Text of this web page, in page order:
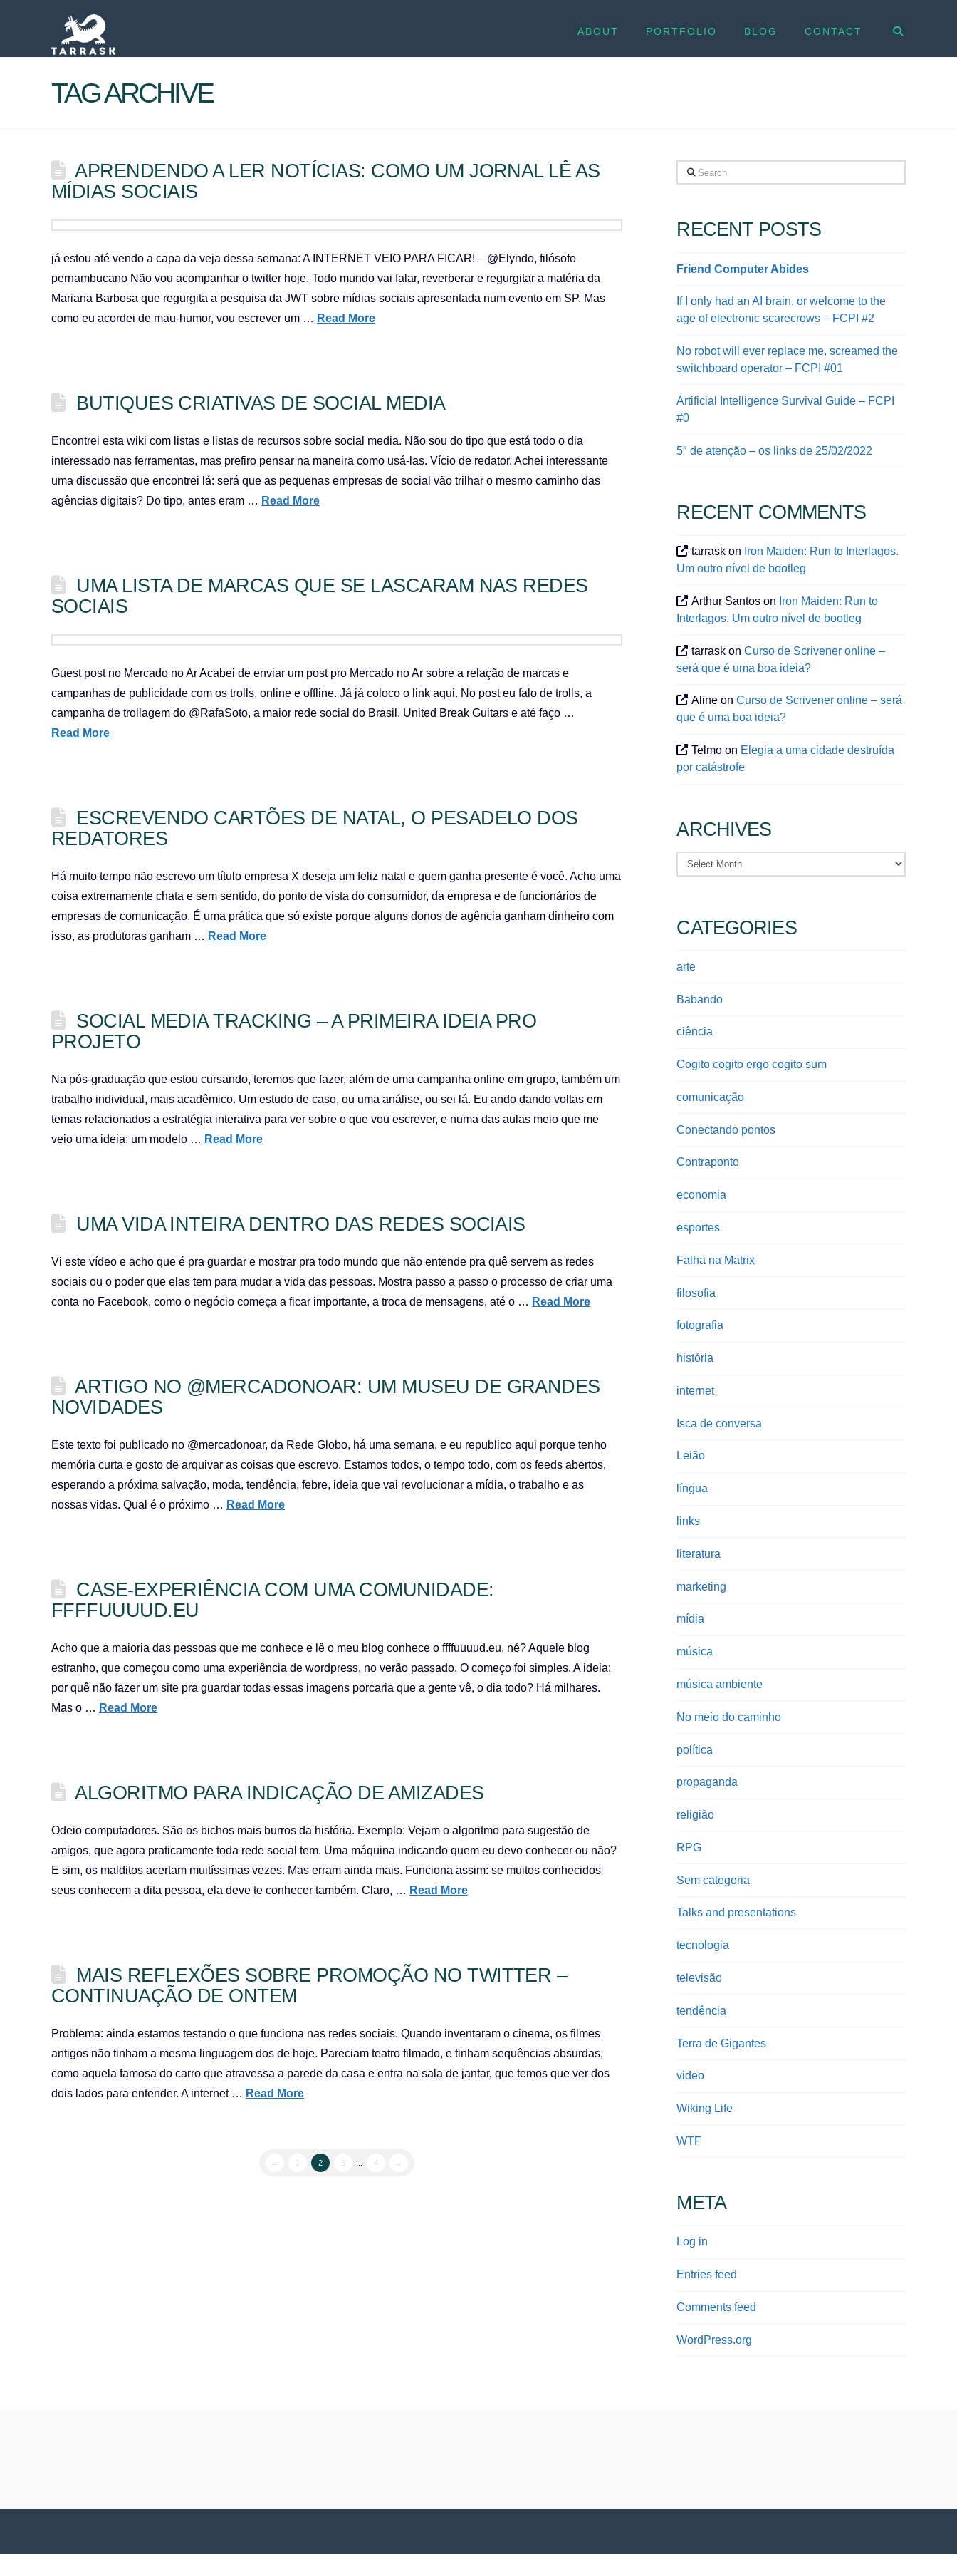
ABOUT PORTFOLIO BLOG CONTACT
TAG ARCHIVE
APRENDENDO A LER NOTÍCIAS: COMO UM JORNAL LÊ AS
MÍDIAS SOCIAIS
já estou até vendo a capa da veja dessa semana: A INTERNET VEIO PARA FICAR! – @Elyndo, filósofo
pernambucano Não vou acompanhar o twitter hoje. Todo mundo vai falar, reverberar e regurgitar a matéria da
Mariana Barbosa que regurgita a pesquisa da JWT sobre mídias sociais apresentada num evento em SP. Mas
como eu acordei de mau-humor, vou escrever um … Read More
BUTIQUES CRIATIVAS DE SOCIAL MEDIA
Encontrei esta wiki com listas e listas de recursos sobre social media. Não sou do tipo que está todo o dia
interessado nas ferramentas, mas prefiro pensar na maneira como usá-las. Vício de redator. Achei interessante
uma discussão que encontrei lá: será que as pequenas empresas de social vão trilhar o mesmo caminho das
agências digitais? Do tipo, antes eram … Read More
UMA LISTA DE MARCAS QUE SE LASCARAM NAS REDES
SOCIAIS
Guest post no Mercado no Ar Acabei de enviar um post pro Mercado no Ar sobre a relação de marcas e
campanhas de publicidade com os trolls, online e offline. Já já coloco o link aqui. No post eu falo de trolls, a
campanha de trollagem do @RafaSoto, a maior rede social do Brasil, United Break Guitars e até faço …
Read More
ESCREVENDO CARTÕES DE NATAL, O PESADELO DOS
REDATORES
Há muito tempo não escrevo um título empresa X deseja um feliz natal e quem ganha presente é você. Acho uma
coisa extremamente chata e sem sentido, do ponto de vista do consumidor, da empresa e de funcionários de
empresas de comunicação. É uma prática que só existe porque alguns donos de agência ganham dinheiro com
isso, as produtoras ganham … Read More
SOCIAL MEDIA TRACKING – A PRIMEIRA IDEIA PRO
PROJETO
Na pós-graduação que estou cursando, teremos que fazer, além de uma campanha online em grupo, também um
trabalho individual, mais acadêmico. Um estudo de caso, ou uma análise, ou sei lá. Eu ando dando voltas em
temas relacionados a estratégia interativa para ver sobre o que vou escrever, e numa das aulas meio que me
veio uma ideia: um modelo … Read More
UMA VIDA INTEIRA DENTRO DAS REDES SOCIAIS
Vi este vídeo e acho que é pra guardar e mostrar pra todo mundo que não entende pra quê servem as redes
sociais ou o poder que elas tem para mudar a vida das pessoas. Mostra passo a passo o processo de criar uma
conta no Facebook, como o negócio começa a ficar importante, a troca de mensagens, até o … Read More
ARTIGO NO @MERCADONOAR: UM MUSEU DE GRANDES
NOVIDADES
Este texto foi publicado no @mercadonoar, da Rede Globo, há uma semana, e eu republico aqui porque tenho
memória curta e gosto de arquivar as coisas que escrevo. Estamos todos, o tempo todo, com os feeds abertos,
esperando a próxima salvação, moda, tendência, febre, ideia que vai revolucionar a mídia, o trabalho e as
nossas vidas. Qual é o próximo … Read More
CASE-EXPERIÊNCIA COM UMA COMUNIDADE:
FFFFUUUUD.EU
Acho que a maioria das pessoas que me conhece e lê o meu blog conhece o ffffuuuud.eu, né? Aquele blog
estranho, que começou como uma experiência de wordpress, no verão passado. O começo foi simples. A ideia:
por quê não fazer um site pra guardar todas essas imagens porcaria que a gente vê, o dia todo? Há milhares.
Mas o … Read More
ALGORITMO PARA INDICAÇÃO DE AMIZADES
Odeio computadores. São os bichos mais burros da história. Exemplo: Vejam o algoritmo para sugestão de
amigos, que agora praticamente toda rede social tem. Uma máquina indicando quem eu devo conhecer ou não?
E sim, os malditos acertam muitíssimas vezes. Mas erram ainda mais. Funciona assim: se muitos conhecidos
seus conhecem a dita pessoa, ela deve te conhecer também. Claro, … Read More
MAIS REFLEXÕES SOBRE PROMOÇÃO NO TWITTER –
CONTINUAÇÃO DE ONTEM
Problema: ainda estamos testando o que funciona nas redes sociais. Quando inventaram o cinema, os filmes
antigos não tinham a mesma linguagem dos de hoje. Pareciam teatro filmado, e tinham sequências absurdas,
como aquela famosa do carro que atravessa a parede da casa e entra na sala de jantar, que temos que ver dos
dois lados para entender. A internet … Read More
← 1 2 3 4 →
Search
RECENT POSTS
Friend Computer Abides
If I only had an AI brain, or welcome to the
age of electronic scarecrows – FCPI #2
No robot will ever replace me, screamed the
switchboard operator – FCPI #01
Artificial Intelligence Survival Guide – FCPI
#0
5″ de atenção – os links de 25/02/2022
RECENT COMMENTS
tarrask on Iron Maiden: Run to Interlagos.
Um outro nível de bootleg
Arthur Santos on Iron Maiden: Run to
Interlagos. Um outro nível de bootleg
tarrask onCurso de Scrivener online –
será que é uma boa ideia?
Aline onCurso de Scrivener online – será
que é uma boa ideia?
Telmo on Elegia a uma cidade destruída
por catástrofe
ARCHIVES
Archives
CATEGORIES
arte
Babando
ciência
Cogito cogito ergo cogito sum
comunicação
Conectando pontos
Contraponto
economia
esportes
Falha na Matrix
filosofia
fotografia
história
internet
Isca de conversa
Leião
língua
links
literatura
marketing
mídia
música
música ambiente
No meio do caminho
política
propaganda
religião
RPG
Sem categoria
Talks and presentations
tecnologia
televisão
tendência
Terra de Gigantes
video
Wiking Life
WTF
META
Log in
Entries feed
Comments feed
WordPress.org